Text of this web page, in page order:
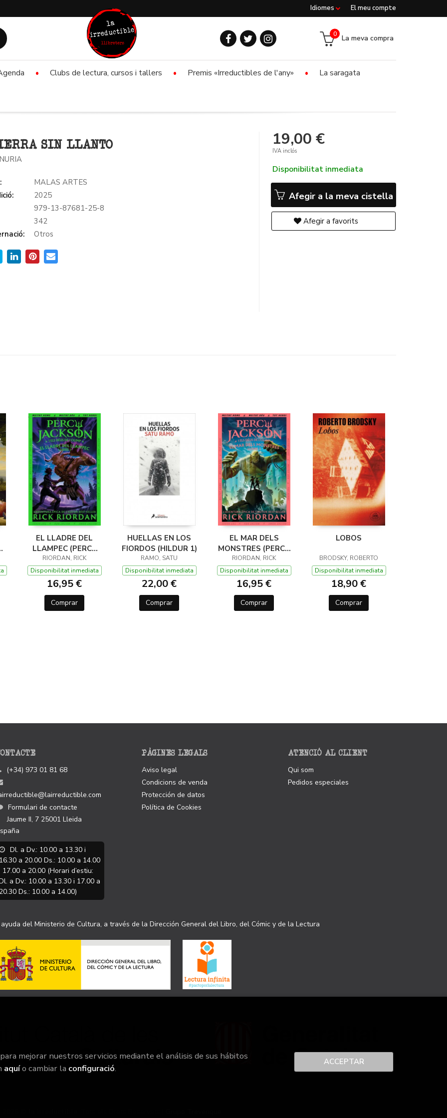
El meu compte
Idiomes
La meva compra
0
Clubs de lectura, cursos i tallers Premis «Irreductibles de l'any» La saragata
SIN LLANTO
MALAS ARTES
2025
979-13-87681-25-8
342
Otros
19,00 €
IVA inclós
Disponibilitat inmediata
Afegir a la meva cistella
Afegir a favorits
EL LLADRE DEL
LLAMPEC (PERCY
JACKSON I ELS
DÉUS DE L'OLIMP 1)
RIORDAN, RICK
Disponibilitat inmediata
16,95 €
Comprar
HUELLAS EN LOS
FIORDOS (HILDUR 1)
RAMO, SATU
Disponibilitat inmediata
22,00 €
Comprar
EL MAR DELS
MONSTRES (PERCY
JACKSON I ELS
DÉUS DE L'OLIMP 2)
RIORDAN, RICK
Disponibilitat inmediata
16,95 €
Comprar
LOBOS
BRODSKY, ROBERTO
Disponibilitat inmediata
18,90 €
Comprar
(+34) 973 01 81 68
Formulari de contacte
Jaume II, 7 25001 Lleida
Dl. a Dv.: 10.00 a 13.30 i
a 20.00 Ds.: 10.00 a 14.00
17.00 a 20.00 (Horari d’estiu:
a Dv.: 10.00 a 13.30 i 17.00 a
Ds.: 10.00 a 14.00)
PÀGINES LEGALS
Aviso legal
Condicions de venda
Protección de datos
Política de Cookies
ATENCIÓ AL CLIENT
Qui som
Pedidos especiales
del Ministerio de Cultura, a través de la Dirección General del Libro, del Cómic y de la Lectura
mejorar nuestros servicios mediante el análisis de sus hábitos
aquío cambiar la configuració.
ACCEPTAR